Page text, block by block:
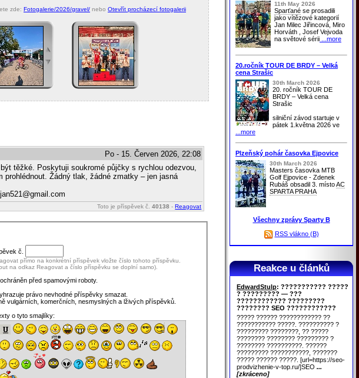
zde: Fotogalerie/2026/gravel/ nebo Otevřít procházecí fotogalerii
Po - 15. Červen 2026, 22:08
těžké. Poskytuji soukromé půjčky s rychlou odezvou,
Žádný tlak, žádné zmatky – jen jasná
Toto je příspěvek č.40138 - Reagovat
č.
přímo na konkrétní příspěvek vložte číslo tohoto příspěvku.
na odkaz Reagovat a číslo příspěvku se doplní samo).
před spamovými roboty.
právo nevhodné příspěvky smazat.
vulgárních, komerčních, nesmyslných a lživých příspěvků.
o tyto smajlíky:
11th May 2026
Sparťané se prosadili
jako vítězové kategorií
Jan Milec Jiřincová, Miro
Horváth , Josef Vejvoda
na světové sérii ...more
20.ročník TOUR DE BRDY – Velká
cena Strašic
30th March 2026
20. ročník TOUR DE
BRDY – Velká cena
Strašic
silniční závod startuje v
pátek 1.května 2026 ve
...more
Plzeňský pohár časovka Ejpovice
30th March 2026
Masters časovka MTB
Golf Ejpovice - Zdenek
Rubáš obsadil 3. místoAC
SPARTA PRAHA
Všechny zprávy Sparty B
RSS vlákno (B)
Reakce u článků
EdwardStulp: ??????????? ?????
? ????????? — ???
???????????? ?????????
???????? SEO ????????????
????? ?????? ???????????? ??
??????????? ?????. ?????????? ?
????????? ????????, ?? ?????
???????? ???????? ????????? ?
???????? ??????????. ??????
????????? ???????????, ???????
????? ?????? ?????. [url=https://seo-
prodvizhenie-v-top.ru/]SEO ...
[zkráceno]